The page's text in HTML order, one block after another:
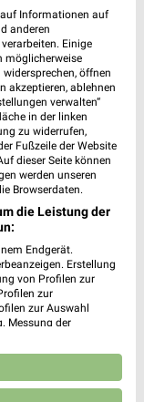
Kiel
Informationen auf
anderen
Einige
möglicherweise
öffnen
akzeptieren, ablehnen
verwalten“
in der linken
zu widerrufen,
Fußzeile der Website
dieser Seite können
werden unseren
Browserdaten.
die Leistung der
Endgerät.
Erstellung
von Profilen zur
zur
zur Auswahl
Messung der
Entwicklung und
Daten zur Auswahl
und in die